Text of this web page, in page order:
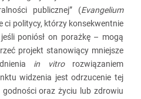
publicznej” (Evangelium
ci politycy, którzy konsekwentnie
poniósł on porażkę – mogą
projekt stanowiący mniejsze
in vitrorozwiązaniem
widzenia jest odrzucenie tej
oraz życiu lub zdrowiu